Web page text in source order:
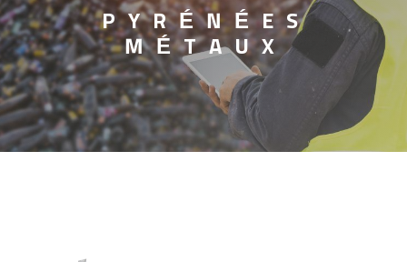
PYRÉNÉES
MÉTAUX